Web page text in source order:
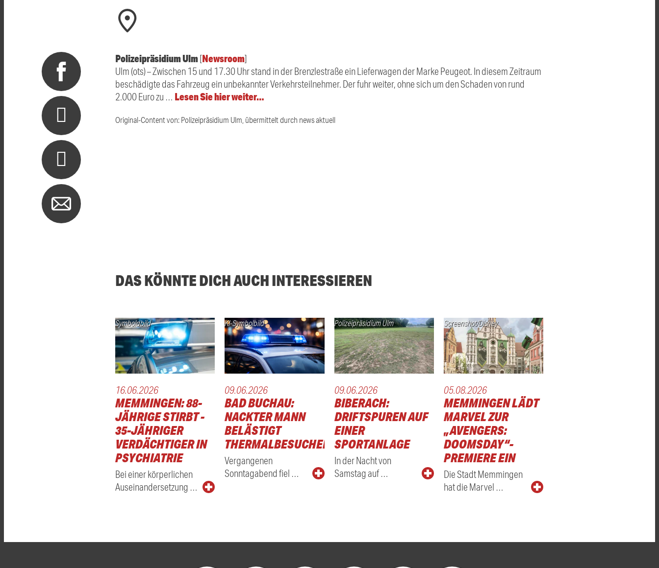
Polizeipräsidium Ulm[Newsroom]
Ulm (ots) – Zwischen 15 und 17.30 Uhr stand in der Brenzlestraße ein Lieferwagen der Marke Peugeot. In diesem Zeitraum
beschädigte das Fahrzeug ein unbekannter Verkehrsteilnehmer. Der fuhr weiter, ohne sich um den Schaden von rund
2.000 Euro zu … Lesen Sie hier weiter…
Original-Content von: Polizeipräsidium Ulm, übermittelt durch news aktuell
DAS KÖNNTE DICH AUCH INTERESSIEREN
Symboldbild
16.06.2026
MEMMINGEN: 88-
JÄHRIGE STIRBT -
35-JÄHRIGER
VERDÄCHTIGER IN
PSYCHIATRIE
Bei einer körperlichen
Auseinandersetzung …
KI-Symbolbild
09.06.2026
BAD BUCHAU:
NACKTER MANN
BELÄSTIGT
THERMALBESUCHER
Vergangenen
Sonntagabend fiel …
Polizeipräsidium Ulm
09.06.2026
BIBERACH:
DRIFTSPUREN AUF
EINER
SPORTANLAGE
In der Nacht von
Samstag auf …
Screenshot/Disney
05.08.2026
MEMMINGEN LÄDT
MARVEL ZUR
„AVENGERS:
DOOMSDAY“-
PREMIERE EIN
Die Stadt Memmingen
hat die Marvel …